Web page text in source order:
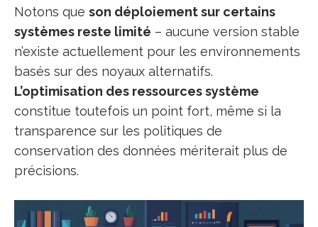
Notons que son déploiement sur certains
systèmes reste limité – aucune version stable
n’existe actuellement pour les environnements
basés sur des noyaux alternatifs.
L’optimisation des ressources système
constitue toutefois un point fort, même si la
transparence sur les politiques de
conservation des données mériterait plus de
précisions.